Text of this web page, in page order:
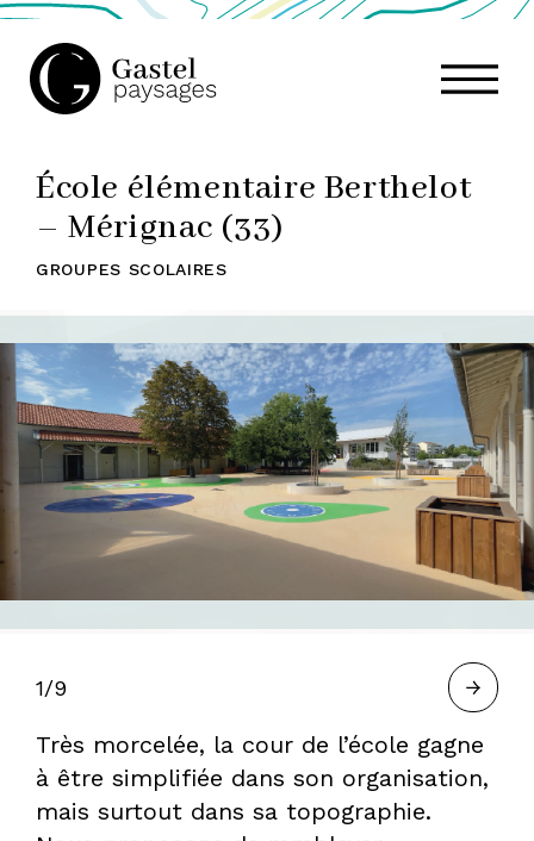
GASTEL
PAYSAGES,
ATELIER
DE
PAYSAGE
—
École élémentaire Berthelot
– Mérignac (33)
GROUPES SCOLAIRES
1/9
Très morcelée, la cour de l’école gagne
à être simplifiée dans son organisation,
mais surtout dans sa topographie.